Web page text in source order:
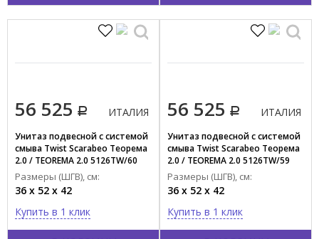
56 525 ИТАЛИЯ
Унитаз подвесной c системой
смыва Twist Scarabeo Теорема
2.0 / TEOREMA 2.0 5126TW/60
Размеры (ШГВ), см:
36 x 52 x 42
Купить в 1 клик
56 525 ИТАЛИЯ
Унитаз подвесной c системой
смыва Twist Scarabeo Теорема
2.0 / TEOREMA 2.0 5126TW/59
Размеры (ШГВ), см:
36 x 52 x 42
Купить в 1 клик